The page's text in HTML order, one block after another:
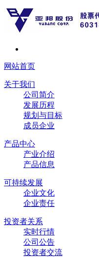
网站首页
关于我们
公司简介
发展历程
规划与目标
成员企业
产品中心
产业介绍
产品信息
可持续发展
企业文化
企业责任
投资者关系
实时行情
公司公告
投资者交流